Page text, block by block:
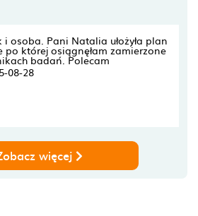
i osoba. Pani Natalia ułożyła plan
po której osiągnęłam zamierzone
badań. Polecam
08-28
więcej